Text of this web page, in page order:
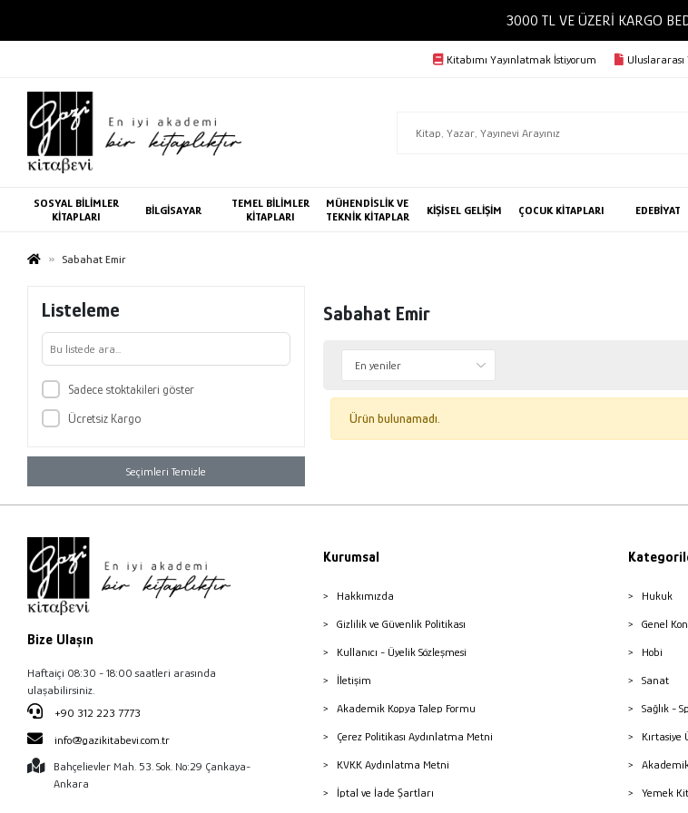
3000 TL VE ÜZERİ KARGO
Kitabımı Yayınlatmak İstiyorum Uluslararası
SOSYAL BİLİMLER
KİTAPLARI
BİLGİSAYAR
TEMEL BİLİMLER
KİTAPLARI
MÜHENDİSLİK VE
TEKNİK KİTAPLAR
KİŞİSEL GELİŞİM ÇOCUK KİTAPLARI EDEBİYAT
Sabahat Emir
Listeleme
Sadece stoktakileri göster
Ücretsiz Kargo
Seçimleri Temizle
Sabahat Emir
Ürün bulunamadı.
Bize Ulaşın
Haftaiçi 08:30 - 18:00 saatleri arasında
ulaşabilirsiniz.
+90 312 223 7773
info@gazikitabevi.com.tr
Bahçelievler Mah. 53. Sok. No:29 Çankaya-
Ankara
Kurumsal
Hakkımızda
Gizlilik ve Güvenlik Politikası
Kullanıcı - Üyelik Sözleşmesi
İletişim
Akademik Kopya Talep Formu
Çerez Politikası Aydınlatma Metni
KVKK Aydınlatma Metni
İptal ve İade Şartları
Hukuk
Genel
Hobi
Sanat
Sağlık -
Kırtasiye
Yemek